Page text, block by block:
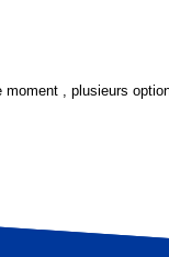
, plusieurs